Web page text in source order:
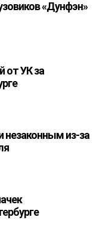
«Дунфэн»
от УК за
незаконным из-за